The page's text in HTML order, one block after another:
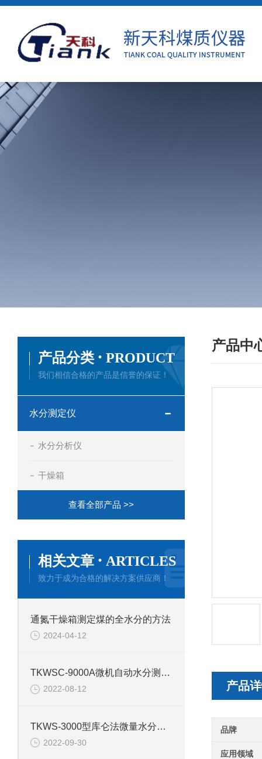
产品中
产品
品牌
应用领域
产品分类 · PRODUCT
我们相信合格的产品是信誉的保证！
水分测定仪
水分分析仪
干燥箱
查看全部产品 >>
相关文章 · ARTICLES
致力于成为合格的解决方案供应商！
通氮干燥箱测定煤的全水分的方法
2024-04-12
TKWSC-9000A微机自动水分测定仪的技术参数
2022-08-12
TKWS-3000型库仑法微量水分测定仪产品介绍
2022-09-30